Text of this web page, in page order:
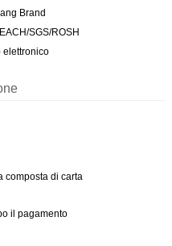
Brand
SGS/ROSH
elettronico
composta di carta
il pagamento